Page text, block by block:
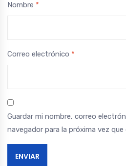
Nombre *
Correo electrónico *
Guardar mi nombre, correo
navegador para la próxima vez